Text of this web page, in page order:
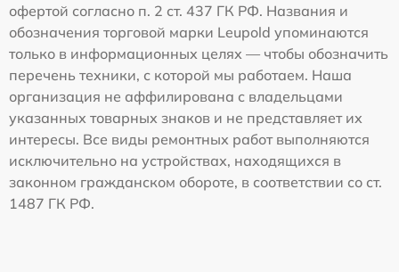
офертой согласно п. 2 ст. 437 ГК РФ. Названия и
обозначения торговой марки Leupold упоминаются
только в информационных целях — чтобы обозначить
перечень техники, с которой мы работаем. Наша
организация не аффилирована с владельцами
указанных товарных знаков и не представляет их
интересы. Все виды ремонтных работ выполняются
исключительно на устройствах, находящихся в
законном гражданском обороте, в соответствии со ст.
1487 ГК РФ.